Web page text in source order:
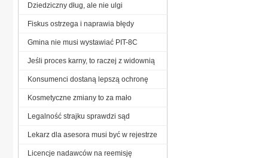
Dziedziczny dług, ale nie ulgi
Fiskus ostrzega i naprawia błędy
Gmina nie musi wystawiać PIT-8C
Jeśli proces karny, to raczej z widownią
Konsumenci dostaną lepszą ochronę
Kosmetyczne zmiany to za mało
Legalność strajku sprawdzi sąd
Lekarz dla asesora musi być w rejestrze
Licencje nadawców na reemisję